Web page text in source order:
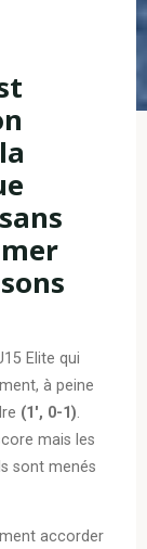
Elite qui
à peine
(1′, 0-1).
mais les
sont menés
accorder